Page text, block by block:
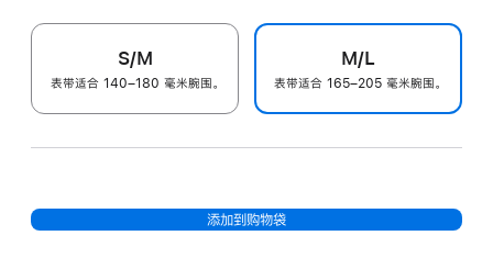
S/M
表带适合 140–180 毫米腕围。
M/L
表带适合 165–205 毫米腕围。
添加到购物袋